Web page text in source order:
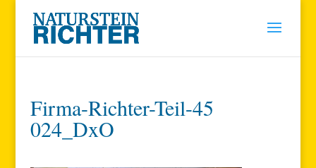
Firma-Richter-Teil-45
024_DxO